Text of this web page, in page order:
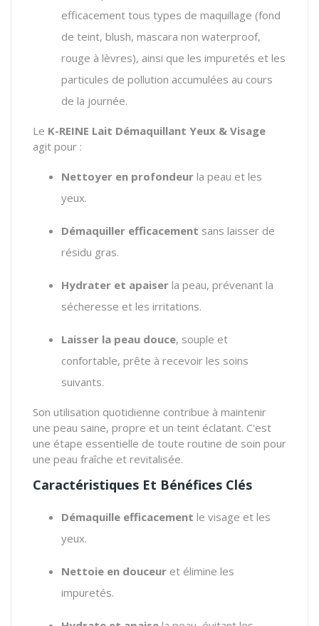
efficacement tous types de maquillage (fond
de teint, blush, mascara non waterproof,
rouge à lèvres), ainsi que les impuretés et les
particules de pollution accumulées au cours
de la journée.
Le K-REINE Lait Démaquillant Yeux & Visage
agit pour :
Nettoyer en profondeur la peau et les
yeux.
Démaquiller efficacement sans laisser de
résidu gras.
Hydrater et apaiser la peau, prévenant la
sécheresse et les irritations.
Laisser la peau douce, souple et
confortable, prête à recevoir les soins
suivants.
Son utilisation quotidienne contribue à maintenir
une peau saine, propre et un teint éclatant. C'est
une étape essentielle de toute routine de soin pour
une peau fraîche et revitalisée.
Caractéristiques Et Bénéfices Clés
Démaquille efficacement le visage et les
yeux.
Nettoie en douceur et élimine les
impuretés.